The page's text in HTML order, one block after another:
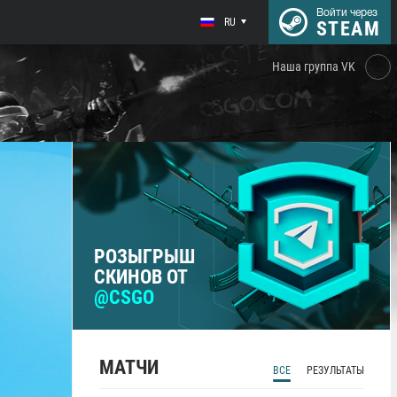
RU
Войти через
STEAM
Наша группа VK
РОЗЫГРЫШ
СКИНОВ ОТ
@CSGO
МАТЧИ ВСЕ РЕЗУЛЬТАТЫ